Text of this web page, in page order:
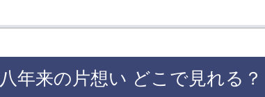
年来の片想い どこで見れる？